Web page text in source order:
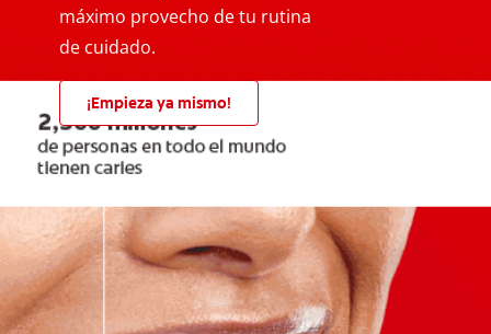
máximo provecho de tu rutina
de cuidado.
¡Empieza ya mismo!